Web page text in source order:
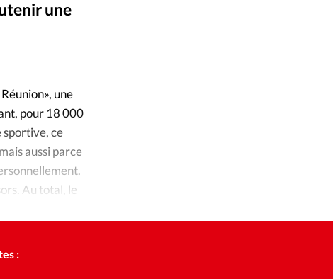
d'adresse
une
une
pour 18 000
sportive, ce
aussi parce
Au total, le
: